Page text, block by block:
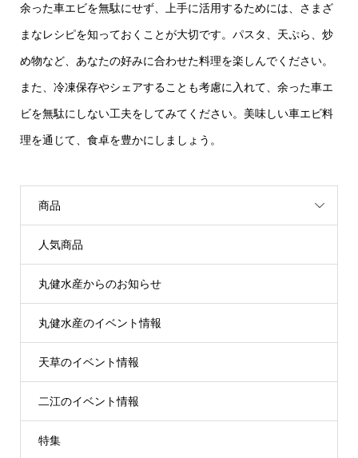
余った車エビを無駄にせず、上手に活用するためには、さまざ
まなレシピを知っておくことが大切です。パスタ、天ぷら、炒
め物など、あなたの好みに合わせた料理を楽しんでください。
また、冷凍保存やシェアすることも考慮に入れて、余った車エ
ビを無駄にしない工夫をしてみてください。美味しい車エビ料
理を通じて、食卓を豊かにしましょう。
商品
人気商品
丸健水産からのお知らせ
丸健水産のイベント情報
天草のイベント情報
二江のイベント情報
特集